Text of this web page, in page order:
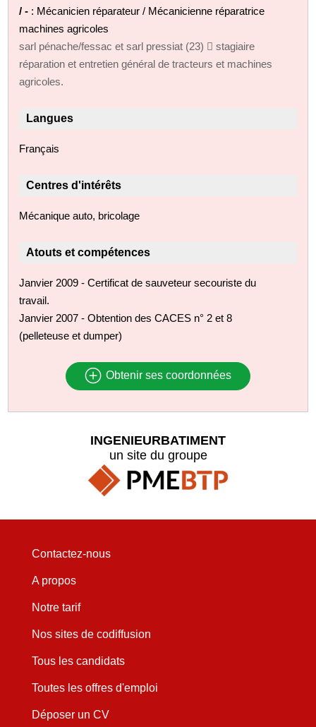
/ - : Mécanicien réparateur / Mécanicienne réparatrice
machines agricoles
sarl pénache/fessac et sarl pressiat (23)  stagiaire
réparation et entretien général de tracteurs et machines
agricoles.
Langues
Français
Centres d'intérêts
Mécanique auto, bricolage
Atouts et compétences
Janvier 2009 - Certificat de sauveteur secouriste du
travail.
Janvier 2007 - Obtention des CACES n° 2 et 8
(pelleteuse et dumper)
Obtenir ses coordonnées
INGENIEURBATIMENT
un site du groupe
Contactez-nous
A propos
Notre tarif
Nos sites de codiffusion
Tous les candidats
Toutes les offres d'emploi
Déposer un CV